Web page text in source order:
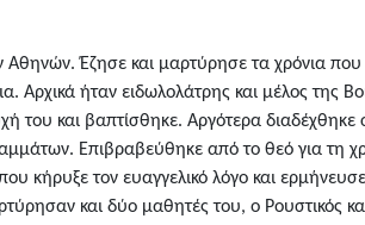
Έζησε και μαρτύρησε τα χρόνια
Αρχικά ήταν ειδωλολάτρης και μέλος
του και βαπτίσθηκε. Αργότερα
Επιβραβεύθηκε από το θεό για τη
κήρυξε τον ευαγγελικό λόγο και
και δύο μαθητές του, ο Ρουστικός